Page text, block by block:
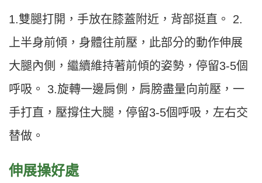
1.雙腿打開，手放在膝蓋附近，背部挺直。 2.
上半身前傾，身體往前壓，此部分的動作伸展
大腿內側，繼續維持著前傾的姿勢，停留3-5個
呼吸。 3.旋轉一邊肩側，肩膀盡量向前壓，一
手打直，壓撐住大腿，停留3-5個呼吸，左右交
替做。
伸展操好處